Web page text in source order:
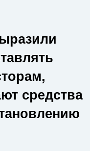
средства